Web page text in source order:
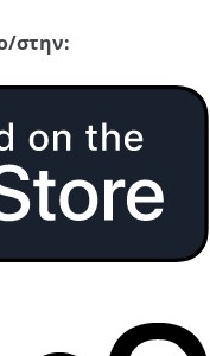
στην: